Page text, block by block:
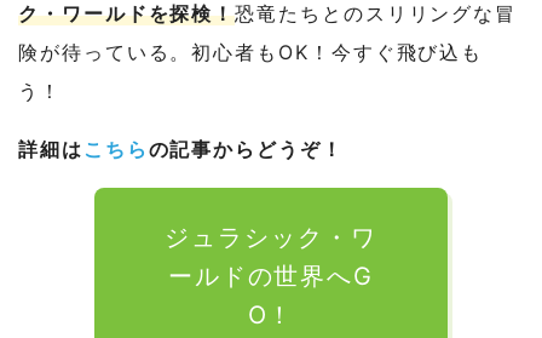
ク・ワールドを探検！恐竜たちとのスリリングな冒
険が待っている。初心者もOK！今すぐ飛び込も
う！
詳細は こちら の記事からどうぞ！
ジュラシック・ワ
ールドの世界へG
O！